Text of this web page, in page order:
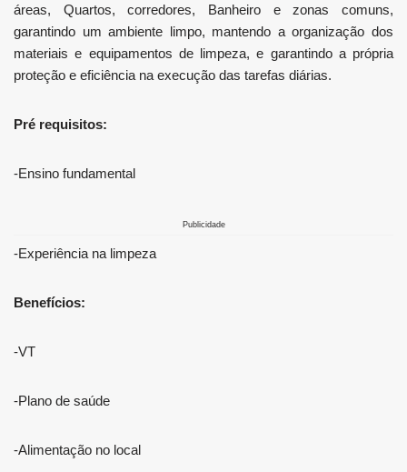
áreas, Quartos, corredores, Banheiro e zonas comuns,
garantindo um ambiente limpo, mantendo a organização dos
materiais e equipamentos de limpeza, e garantindo a própria
proteção e eficiência na execução das tarefas diárias.
Pré requisitos:
-Ensino fundamental
Publicidade
-Experiência na limpeza
Benefícios:
-VT
-Plano de saúde
-Alimentação no local